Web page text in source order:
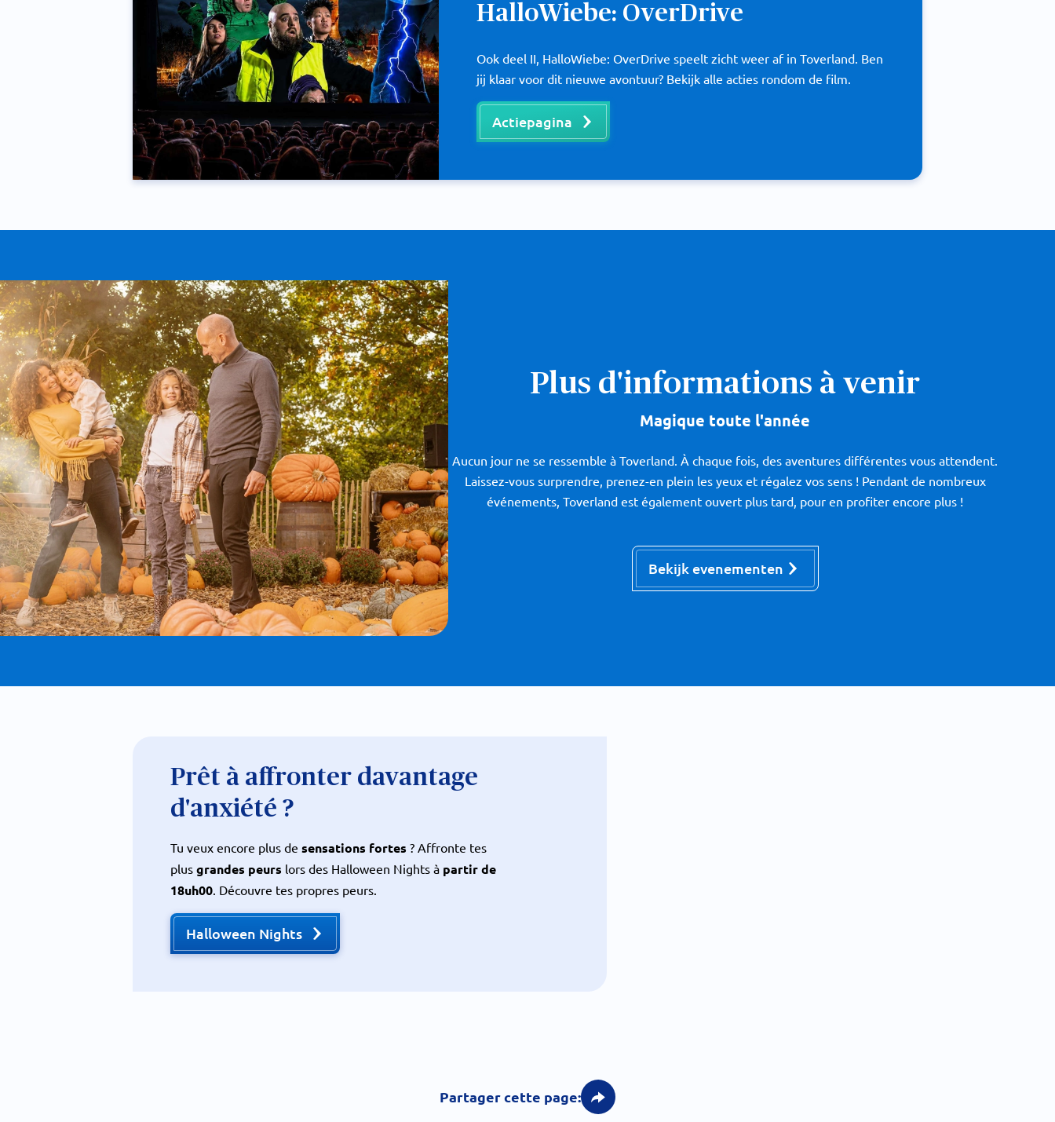
HalloWiebe: OverDrive
Ook deel II, HalloWiebe: OverDrive speelt zicht weer af in Toverland. Ben
jij klaar voor dit nieuwe avontuur? Bekijk alle acties rondom de film.
Actiepagina
Plus d'informations à venir
Magique toute l'année
Aucun jour ne se ressemble à Toverland. À chaque fois, des aventures différentes vous attendent.
Laissez-vous surprendre, prenez-en plein les yeux et régalez vos sens ! Pendant de nombreux
événements, Toverland est également ouvert plus tard, pour en profiter encore plus !
Bekijk evenementen
Prêt à affronter davantage
d'anxiété ?
Tu veux encore plus de sensations fortes ? Affronte tes
plus grandes peurs lors des Halloween Nights à partir de
18uh00. Découvre tes propres peurs.
Halloween Nights
Partager cette page: